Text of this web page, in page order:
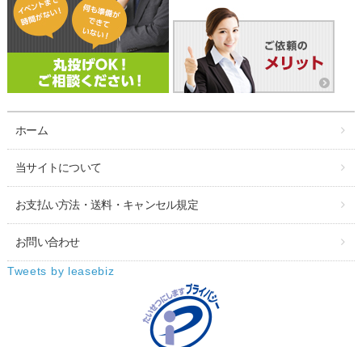
ホーム
当サイトについて
お支払い方法・送料・キャンセル規定
お問い合わせ
Tweets by leasebiz